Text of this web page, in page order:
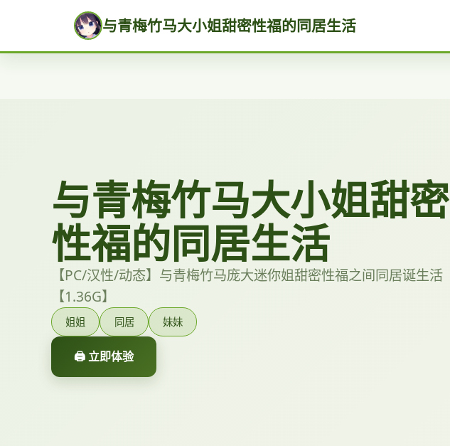
与青梅竹马大小姐甜密性福的同居生活
与青梅竹马大小姐甜密
性福的同居生活
【PC/汉性/动态】与青梅竹马庞大迷你姐甜密性福之间同居诞生活
【1.36G】
姐姐 同居 妹妹
🖨️ 立即体验